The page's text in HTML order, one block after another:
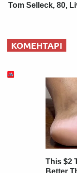
Tom Selleck, 80,
КОМЕНТАРІ